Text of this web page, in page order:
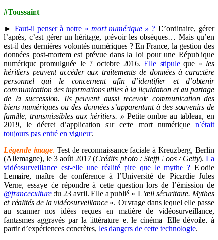
#Toussaint
► Faut-il penser à notre « mort numérique » ? D’ordinaire, gérer
l’après, c’est gérer un héritage, prévoir les obsèques… Mais qu’en
est-il des dernières volontés numériques ? En France, la gestion des
données post-mortem est prévue dans la loi pour une République
numérique promulguée le 7 octobre 2016.Elle stipuleque « les
héritiers peuvent accéder aux traitements de données à caractère
personnel qui le concernent afin d’identifier et d’obtenir
communication des informations utiles à la liquidation et au partage
de la succession. Ils peuvent aussi recevoir communication des
biens numériques ou des données s’apparentant à des souvenirs de
famille, transmissibles aux héritiers. » Petite ombre au tableau, en
2019, le décret d’application sur cette mort numérique n’était
toujours pas entré en vigueur.
Légende image. Test de reconnaissance faciale à Kreuzberg, Berlin
(Allemagne), le 3 août 2017 (Crédits photo : Steffi Loos / Getty).La
vidéosurveillance est-elle une réalité pire que le mythe ? Elodie
Lemaire, maître de conférence à l’Université de Picardie Jules
Verne, essaye de répondre à cette question lors de l’émission de
@franceculture du 23 avril. Elle a publié « L’œil sécuritaire. Mythes
et réalités de la vidéosurveillance ». Ouvrage dans lequel elle passe
au scanner nos idées reçues en matière de vidéosurveillance,
fantasmes aggravés par la littérature et le cinéma. Elle dévoile, à
partir d’expériences concrètes, les dangers de cette technologie.